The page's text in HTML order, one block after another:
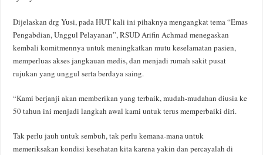
Dijelaskan drg Yusi, pada HUT kali ini pihaknya mengangkat tema “Emas
Pengabdian, Unggul Pelayanan”, RSUD Arifin Achmad menegaskan
kembali komitmennya untuk meningkatkan mutu keselamatan pasien,
memperluas akses jangkauan medis, dan menjadi rumah sakit pusat
rujukan yang unggul serta berdaya saing.
“Kami berjanji akan memberikan yang terbaik, mudah-mudahan diusia ke
50 tahun ini menjadi langkah awal kami untuk terus memperbaiki diri.
Tak perlu jauh untuk sembuh, tak perlu kemana-mana untuk
memeriksakan kondisi kesehatan kita karena yakin dan percayalah di